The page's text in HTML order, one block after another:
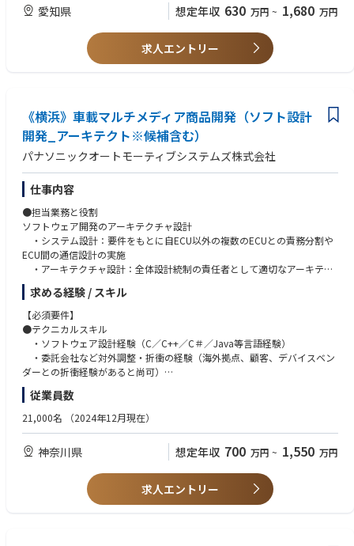
【詳細】
・Joby社が開発するeVTOLの型式認証取得、量産化に向けた協業
・構造や構成、挙動を模擬した基礎・信頼性評価
・航空機開発や整備など、空の経験のあるキャリアメンバーと、豊富な自
動車開発経験を持つメンバーのハイブリッド組織。
・当プロジェクト室以外にも社内の多くの関連部署や米国プロジェクトチ
ームと連携しながら、Joby社とのeVTOL開発を推進。
・航空事業者など社内外の多くのパートナーとも連携。
＜ミッション＞
・2019年よりJoby社との協業を開始し、（創業後3度目の）トヨタの空の
モビリティ実現を目指すプロジェクト。
・更なる快適な移動と新たな社会を多くの人々へお届けするために、開
発、生産面から空のモビリティプロジェクトを推進。
・開発～生産、全てにおいて新たな取組みであることから「現地現物」で
確認・対策しながらより良いモビリティ社会の構築に繋げる。
当該業務では、業務上、米国の輸出規制に関する情報を扱うため、個人ご
とに情報へのアクセス権を管理するなど、情報管理の徹底を図っていま
す。
＜やりがい＞
・100年に一度の大変革と言われる時代の中、従来の枠組みに捉われるこ
となく、多様なバックグラウンドを持つメンバー同士が意見を出し合い進
めています。
・またeVTOLという新たな空のモビリティは、今のモビリティ社会を大き
く変える可能性を秘めており、その実現は全てにおいて大きな挑戦となり
ます。
とにより、新たな空のモビリティ社会の実現に貢献できます。
・法規制や規格の厳しい航空機開発に携わることで、個々の専門領域を深
<Want>
■飛行制御則・航空宇宙工学
■車両、航空機の自動運転開発経験、試験自働化
■ソフトウェア開発/DO-178
【必須要件】
■英語コミュニケーション能力、技術文書の理解、ドキュメント作成
＜求める人物像＞
■空のモビリティ好き
■空のモビリティの安心・安全に向き合う覚悟とそれを実現する拘り
■既存の価値観に捉われず、失敗しても新しいことにチャレンジし続ける
意思、常に課題創造型の思考/異業種から謙虚に学び、常に成長しようと
する姿勢、「変えること」や「変わること」を楽しめる方
愛知県 想定年収 630 万円 ~ 1,680 万円
求人エントリー
《横浜》車載マルチメディア商品開発（ソフト設計
開発_アーキテクト※候補含む）
パナソニックオートモーティブシステムズ株式会社
仕事内容
●担当業務と役割
ソフトウェア開発のアーキテクチャ設計
・システム設計：要件をもとに自ECU以外の複数のECUとの責務分割や
ECU間の通信設計の実施
・アーキテクチャ設計：全体設計統制の責任者として適切なアーキテク
チャ設計/検証(設計方針/ルールの定義、機能/性能等の成立性)の実施
・マネジメント：設計委託会社の各工程において定義された設計方針/
ルールをもとに設計/検証が行われるよう管理
・DevOps：ソフトウェア開発基盤（構成管理・インテグレーション・
テスト等）の構築および運用
●具体的な仕事内容
・ハードウェア、ソフトウェアが連携したシステム最適化設計
・ソフトウェア全体設計
・システムリソース・性能設計
・基本設計
●この仕事を通じて得られること
求める経験 / スキル
【必須要件】
●テクニカルスキル
・ソフトウェア設計経験（C／C++／C＃／Java等言語経験）
・委託会社など対外調整・折衝の経験（海外拠点、顧客、デバイスベン
ダーとの折衝経験があると尚可）
・ソフトアーキテクチャの設計経験
●マネジメントスキル
・プロジェクト管理全般を理解している
・品質指標を使って、品質管理ができる
・リスク管理及び課題管理ができる
●テクニカルスキル
従業員数
21,000名 （2024年12月現在）
神奈川県 想定年収 700 万円 ~ 1,550 万円
求人エントリー